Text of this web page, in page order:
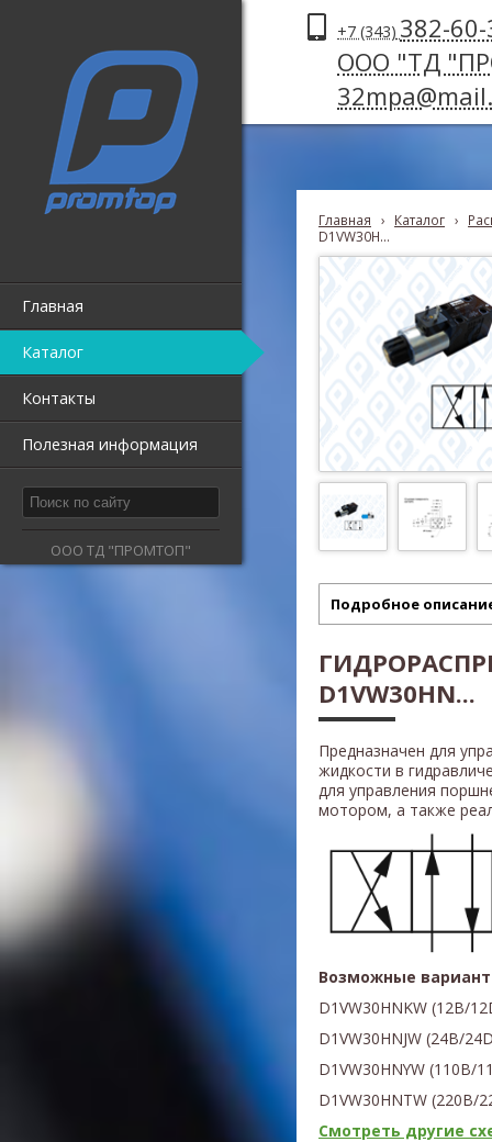
Главная
Каталог
Контакты
Полезная информация
ООО ТД "ПРОМТОП"
+7 (343) 382-
ООО "ТД
Главная › Каталог ›
D1VW30H...
Подробное
D1VW30HN...
Предназначен для
жидкости в
для управления
мотором, а также
Возможные
D1VW30HNKW (12В/
D1VW30HNJW (24В/
D1VW30HNYW (1 10В/
D1VW30HNTW (220В/
Смотреть другие